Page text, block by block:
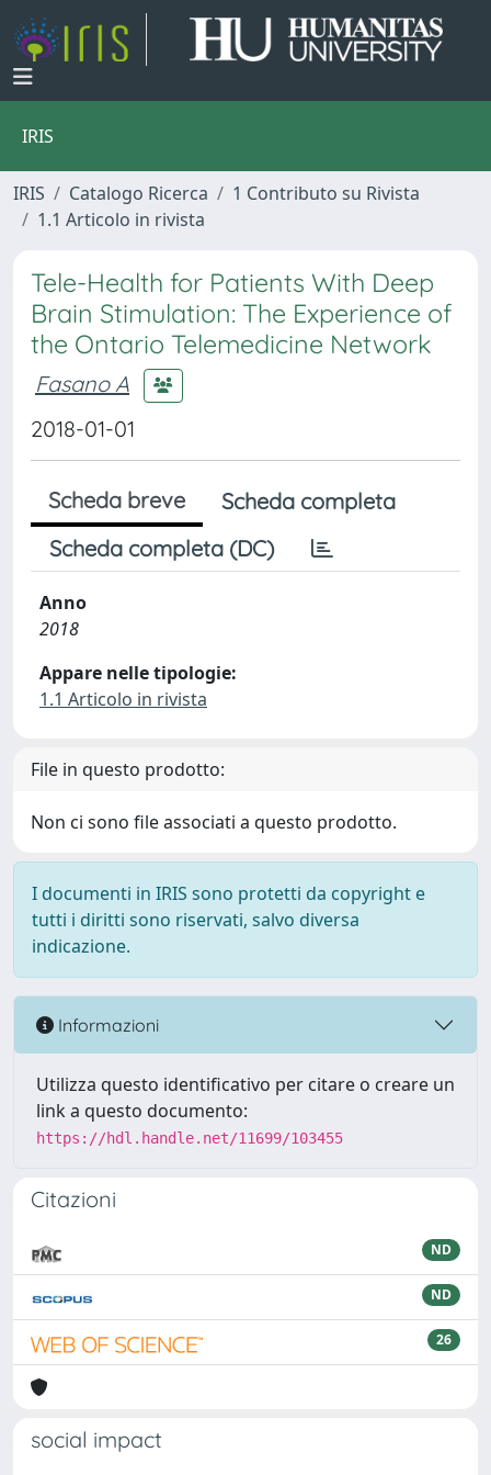
IRIS
IRIS Catalogo Ricerca
1 Contributo su Rivista
1.1 Articolo in rivista
Tele-Health for Patients With Deep
Brain Stimulation: The Experience of
the Ontario Telemedicine Network
Fasano A
2018-01-01
Scheda breve
Scheda completa
Scheda completa (DC)
Anno
2018
Appare nelle tipologie:
1.1 Articolo in rivista
File in questo prodotto:
Non ci sono file associati a questo prodotto.
I documenti in IRIS sono protetti da copyright e
tutti i diritti sono riservati, salvo diversa
indicazione.
Informazioni
Utilizza questo identificativo per citare o creare un
link a questo documento:
https://hdl.handle.net/11699/103455
Citazioni
ND
ND
26
social impact